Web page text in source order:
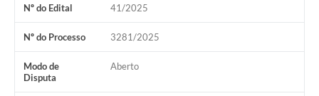
Nº do Edital 41/2025
Nº do Processo 3281/2025
Modo de
Disputa
Aberto